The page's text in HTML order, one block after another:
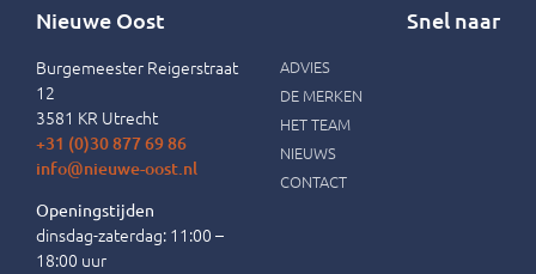
Nieuwe Oost
Burgemeester Reigerstraat
12
3581 KR Utrecht
+31 (0)30 877 69 86
info@nieuwe-oost.nl
Openingstijden
dinsdag-zaterdag: 11:00 –
18:00 uur
Snel naar
ADVIES
DE MERKEN
HET TEAM
NIEUWS
CONTACT